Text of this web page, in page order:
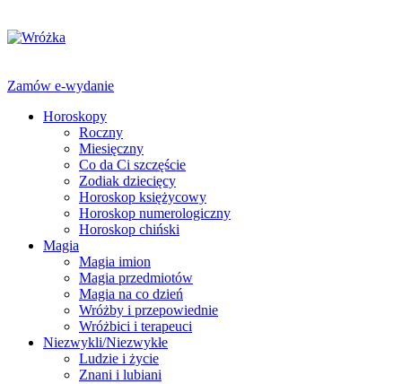
Zamów e-wydanie
Horoskopy
Roczny
Miesięczny
Co da Ci szczęście
Zodiak dziecięcy
Horoskop księżycowy
Horoskop numerologiczny
Horoskop chiński
Magia
Magia imion
Magia przedmiotów
Magia na co dzień
Wróżby i przepowiednie
Wróżbici i terapeuci
Niezwykli/Niezwykłe
Ludzie i życie
Znani i lubiani